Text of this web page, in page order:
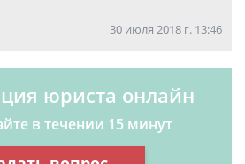
30 июля 2018 г. 13:46
юриста онлайн
в течении 15 минут